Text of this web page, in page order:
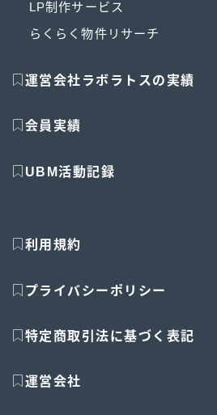
LP制作サービス
らくらく物件リサーチ
運営会社ラボラトスの実績
会員実績
UBM活動記録
利用規約
プライバシーポリシー
特定商取引法に基づく表記
運営会社